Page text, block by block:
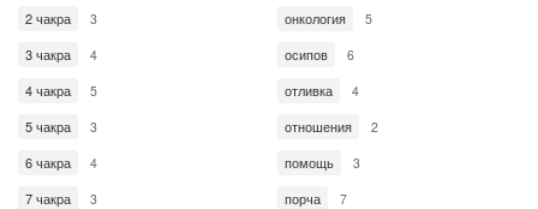
2 чакра 3
3 чакра 4
4 чакра 5
5 чакра 3
6 чакра 4
7 чакра 3
онкология 5
осипов 6
отливка 4
отношения 2
помощь 3
порча 7